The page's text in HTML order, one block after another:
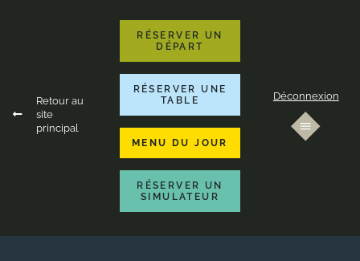
Retour au
site
principal
RÉSERVER UN
DÉPART
RÉSERVER UNE
TABLE
MENU DU JOUR
RÉSERVER UN
SIMULATEUR
Déconnexion